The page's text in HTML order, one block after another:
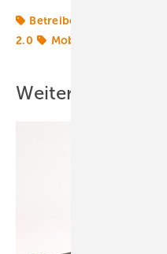
Betreiber
2.0
Mobilität
Weitere Inhalte